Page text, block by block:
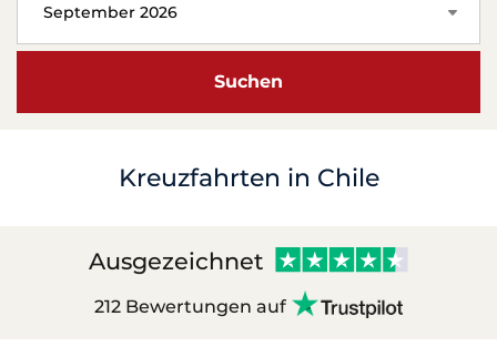
September 2026
Suchen
Kreuzfahrten in Chile
Ausgezeichnet
212 Bewertungen auf